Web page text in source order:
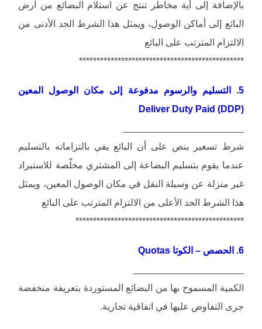
بالإضافة إلى أية مخاطر تنتج عن استلام البضائع من ارض
البائع إلى أماكن الوصول، ويمثل هذا الشرط الحد الأدنى من
الالتزام المترتب على البائع
***********************************************
5. التسليم والرسوم مدفوعة إلى مكان الوصول المعين
Deliver Duty Paid (DDP)
شرط تسعير ينص على أن البائع يفي بالتزاماته بالتسليم
عندما يقوم بتسليم البضاعة إلى المشتري مخلّصة للاستيراد
غير منزلة عن وسيلة النقل في مكان الوصول المعين، ويمثل
هذا الشرط الحد الأعلى من الالتزام المترتب على البائع
************************************************
6. الحصص – الكوتا Quotas
الكمية المسموح بها من البضائع المستوردة بتعريفة منخفضة
جرى التفاوض عليها في اتفاقية تجارية.